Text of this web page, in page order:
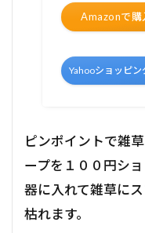
Amazonで購
Yahooショッピン
ピンポイントで雑
ープを１００円シ
器に入れて雑草に
枯れます。